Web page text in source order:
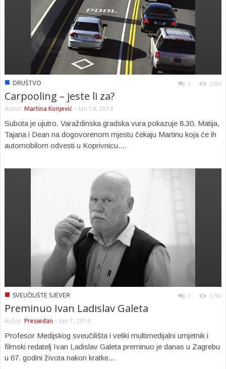
■ DRUŠTVO 0 2099
Carpooling – jeste li za?
Autor: Martina Konjević - Jan 14, 2014
Subota je ujutro. Varaždinska gradska vura pokazuje 8.30. Matija,
Tajana i Dean na dogovorenom mjestu čekaju Martinu koja će ih
automobilom odvesti u Koprivnicu....
■ SVEUČILIŠTE SJEVER 0 1794
Preminuo Ivan Ladislav Galeta
Autor: Pressedan - Jan 7, 2014
Profesor Medijskog sveučilišta i veliki multimedijalni umjetnik i
filmski redatelj Ivan Ladislav Galeta preminuo je danas u Zagrebu
u 67. godini života nakon kratke...